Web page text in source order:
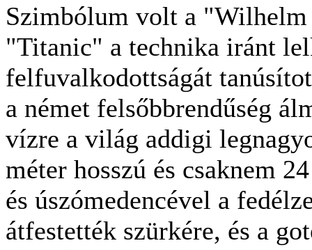
Szimbólum volt a
"Titanic" a technika iránt
felfuvalkodottságát
a német felsőbbrendűség
vízre a világ addigi
méter hosszú és csaknem
és úszómedencével a
átfestették szürkére, és a